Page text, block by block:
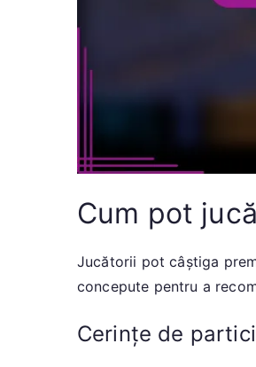
Cum pot
Jucătorii pot câștiga
concepute pentru a
Cerințe de